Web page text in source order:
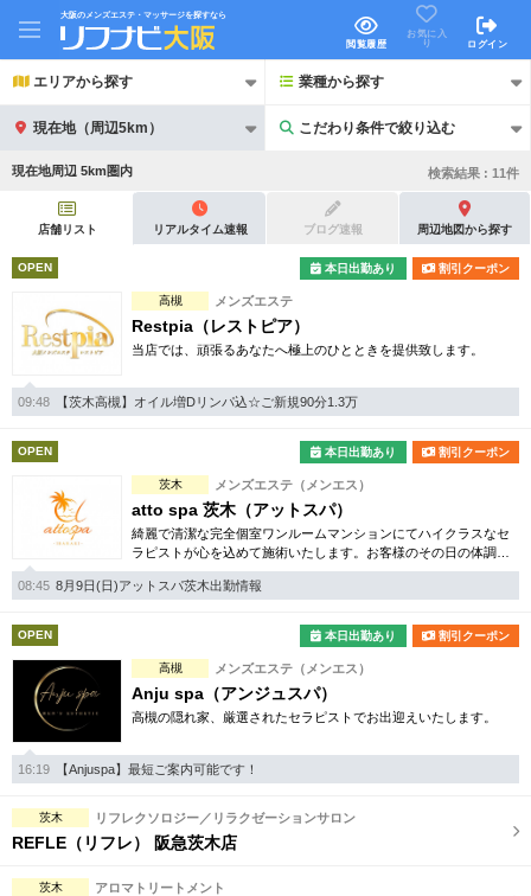
大阪のメンズエステ・マッサージを探すなら
閲覧履歴
お気に入
り
ログイン
エリアから探す 業種から探す
現在地（周辺5km） こだわり条件で絞り込む
こだわり条件で絞り込む
21時以降も受付
初回割引あり リピーター割引あり
団体割引 ポイントカード有
キャッシュレス決済OK 領収証発行可
2名様歓迎 団体様歓迎
完全個室 半個室あり
ペアルームあり
フットバスあり 岩盤浴あり
専用駐車場あり 有資格者在籍
日本人スタッフのみ 女性スタッフのみ
スタッフ指名可
駅から徒歩5分以内
現在地周辺 5km圏内 検索結果 : 11件
店舗リスト リアルタイム速報 ブログ速報 周辺地図から探す
OPEN 本日出勤あり 割引クーポン
高槻 メンズエステ
Restpia（レストピア）
当店では、頑張るあなたへ極上のひとときを提供致します。
09:48 【茨木高槻】オイル増Dリンパ込☆ご新規90分1.3万
OPEN 本日出勤あり 割引クーポン
茨木 メンズエステ（メンエス）
atto spa 茨木（アットスパ）
綺麗で清潔な完全個室ワンルームマンションにてハイクラスなセ
ラピストが心を込めて施術いたします。お客様のその日の体調や
気分に合わせ最適な癒しをご奉仕致します。至極のひとときをご
堪能下さい。
08:45 8月9日(日)アットスパ茨木出勤情報
OPEN 本日出勤あり 割引クーポン
高槻 メンズエステ（メンエス）
Anju spa（アンジュスパ）
高槻の隠れ家、厳選されたセラピストでお出迎えいたします。
16:19 【Anjuspa】最短ご案内可能です！
茨木 リフレクソロジー／リラクゼーションサロン
REFLE（リフレ） 阪急茨木店
茨木 アロマトリートメント